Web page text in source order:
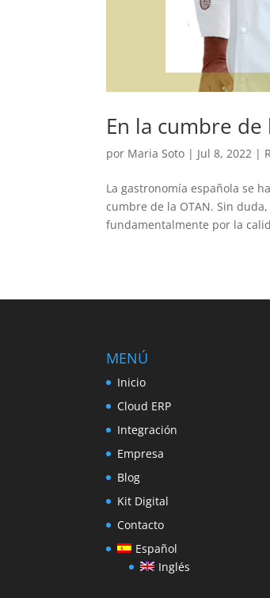
En la cumbre de
por Maria Soto | Jul 8, 2022 |
La gastronomía española se
cumbre de la OTAN. Sin
fundamentalmente por la
MENÚ
Inicio
Cloud ERP
Integración
Empresa
Blog
Kit Digital
Contacto
Español
Inglés